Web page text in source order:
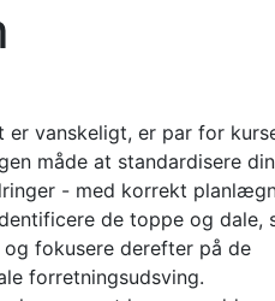
vanskeligt, er par for
måde at standardisere
- med korrekt
de toppe og dale,
fokusere derefter på de
forretningsudsving.